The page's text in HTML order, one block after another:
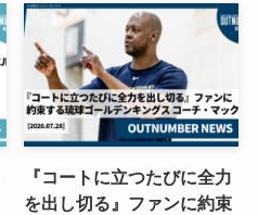
『コートに立つたびに全力
を出し切る』ファンに約束